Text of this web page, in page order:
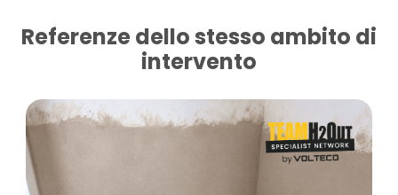
Referenze dello stesso ambito di
intervento